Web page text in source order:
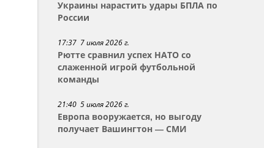
Украины нарастить удары БПЛА по
России
17:37 7 июля 2026 г.
Рютте сравнил успех НАТО со
слаженной игрой футбольной
команды
21:40 5 июля 2026 г.
Европа вооружается, но выгоду
получает Вашингтон — СМИ